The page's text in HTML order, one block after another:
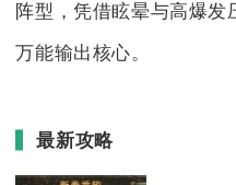
阵型，凭借眩晕与高爆发
万能输出核心。
最新攻略